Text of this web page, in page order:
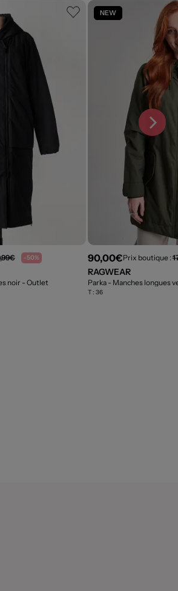
-50%
noir - Outlet
NEW
90,00€Prix boutique :
RAGWEAR
Parka - Manches longues
T : 36